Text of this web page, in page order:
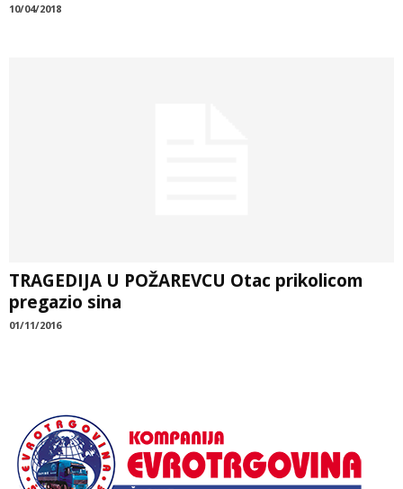
10/04/2018
TRAGEDIJA U POŽAREVCU Otac prikolicom
pregazio sina
01/11/2016